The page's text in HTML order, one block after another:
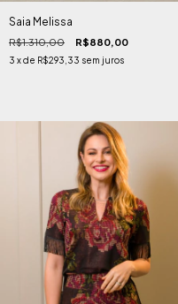
Saia Melissa
R$1.310,00 R$880,00
3 x de R$293,33 sem juros